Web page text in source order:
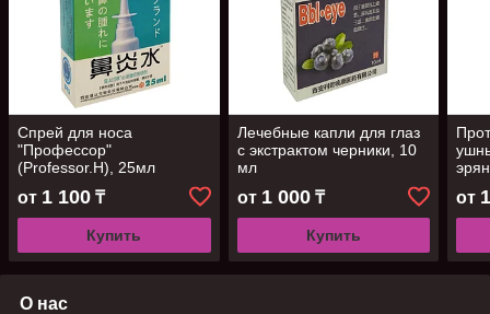
Спрей для носа
"Профессор"
(Professor.H), 25мл
от 1 100 ₸
Купить
Лечебные капли для глаз
с экстрактом черники, 10
мл
от 1 000₸
Купить
от
О нас